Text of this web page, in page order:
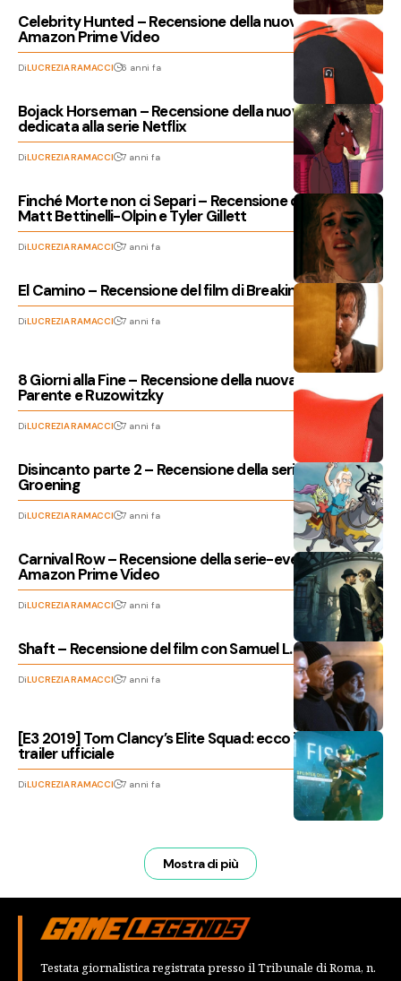
Celebrity Hunted – Recensione della nuova serie
Amazon Prime Video
DiLUCREZIA RAMACCI 6 anni fa
Bojack Horseman – Recensione della nuova stagione
dedicata alla serie Netflix
DiLUCREZIA RAMACCI 7 anni fa
Finché Morte non ci Separi – Recensione del film di
Matt Bettinelli-Olpin e Tyler Gillett
DiLUCREZIA RAMACCI 7 anni fa
El Camino – Recensione del film di Breaking Bad
DiLUCREZIA RAMACCI 7 anni fa
8 Giorni alla Fine – Recensione della nuova serie di
Parente e Ruzowitzky
DiLUCREZIA RAMACCI 7 anni fa
Disincanto parte 2 – Recensione della serie di Matt
Groening
DiLUCREZIA RAMACCI 7 anni fa
Carnival Row – Recensione della serie-evento di
Amazon Prime Video
DiLUCREZIA RAMACCI 7 anni fa
Shaft – Recensione del film con Samuel L. Jackson
DiLUCREZIA RAMACCI 7 anni fa
[E3 2019] Tom Clancy’s Elite Squad: ecco il primo
trailer ufficiale
DiLUCREZIA RAMACCI 7 anni fa
Mostra di più
Testata giornalistica registrata presso il Tribunale di Roma, n.